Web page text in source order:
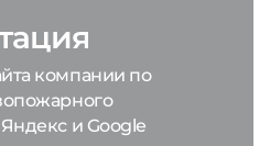
компании по
и Google